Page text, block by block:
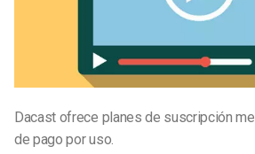
Dacast ofrece planes de suscripción
de pago por uso.